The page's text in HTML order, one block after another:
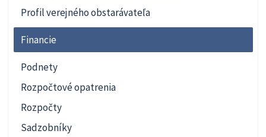
Profil verejného obstarávateľa
Financie
Podnety
Rozpočtové opatrenia
Rozpočty
Sadzobníky